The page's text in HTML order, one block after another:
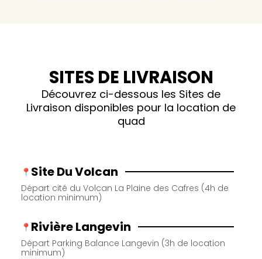
SITES DE LIVRAISON
Découvrez ci-dessous les Sites de
Livraison disponibles pour la location de
quad
Site Du Volcan
Départ cité du Volcan La Plaine des Cafres (4h de
location minimum)
Rivière Langevin
Départ Parking Balance Langevin (3h de location
minimum)